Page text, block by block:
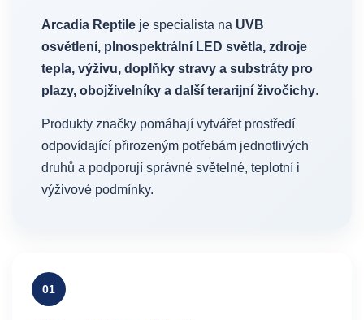
Arcadia Reptile je specialista na UVB
osvětlení, plnospektrální LED světla, zdroje
tepla, výživu, doplňky stravy a substráty pro
plazy, obojživelníky a další terarijní živočichy.
Produkty značky pomáhají vytvářet prostředí
odpovídající přirozeným potřebám jednotlivých
druhů a podporují správné světelné, teplotní i
výživové podmínky.
01